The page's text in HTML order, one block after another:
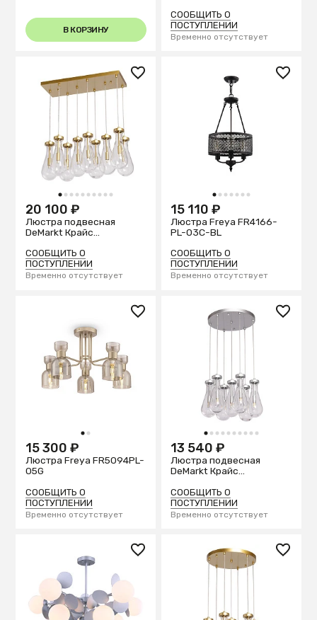
В КОРЗИНУ
СООБЩИТЬ О
ПОСТУПЛЕНИИ
Временно отсутствует
1 2 3 4 5 6 7 8 9 10
20 100 ₽
Люстра подвесная
DeMarkt Крайс
СООБЩИТЬ О
ПОСТУПЛЕНИИ
Временно отсутствует
1 2 3 4 5 6 7
15 110 ₽
Люстра Freya FR4166-
PL-03C-BL
СООБЩИТЬ О
ПОСТУПЛЕНИИ
Временно отсутствует
1 2
15 300 ₽
Люстра Freya FR5094PL-
05G
СООБЩИТЬ О
ПОСТУПЛЕНИИ
Временно отсутствует
1 2 3 4 5 6 7 8 9 10
13 540 ₽
Люстра подвесная
DeMarkt Крайс
СООБЩИТЬ О
ПОСТУПЛЕНИИ
Временно отсутствует